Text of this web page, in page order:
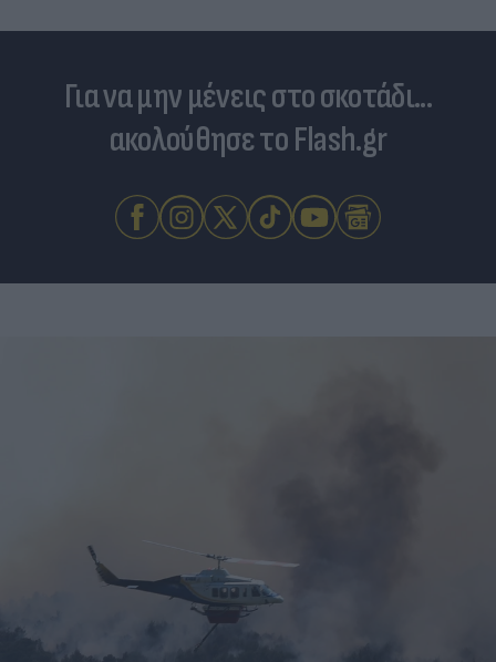
Για να μην μένεις στο σκοτάδι...
ακολούθησε το Flash.gr